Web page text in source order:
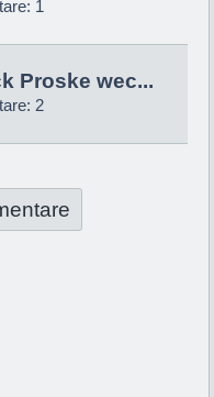
1
Proske wec...
2